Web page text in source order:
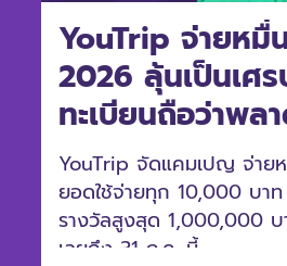
YouTrip จ่ายหมื่
2026 ลุ้นเป็นเศ
ทะเบียนถือว่าพล
YouTrip จัดแคมเปญ จ่าย
ยอดใช้จ่ายทุก 10,000 บา
รางวัลสูงสุด 1,000,000 บ
เลยถึง 31 ก.ค. นี้